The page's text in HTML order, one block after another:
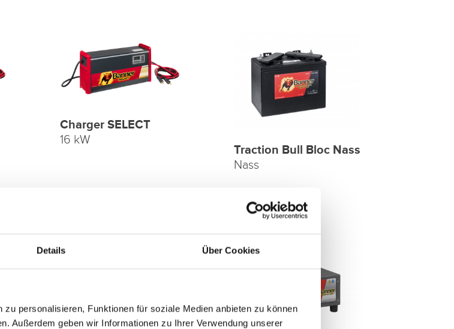
Details Über Cookies
personalisieren, Funktionen für soziale Medien anbieten zu können
Außerdem geben wir Informationen zu Ihrer Verwendung unserer
Charger SELECT
16 kW
Traction Bull Bloc Nass
Nass